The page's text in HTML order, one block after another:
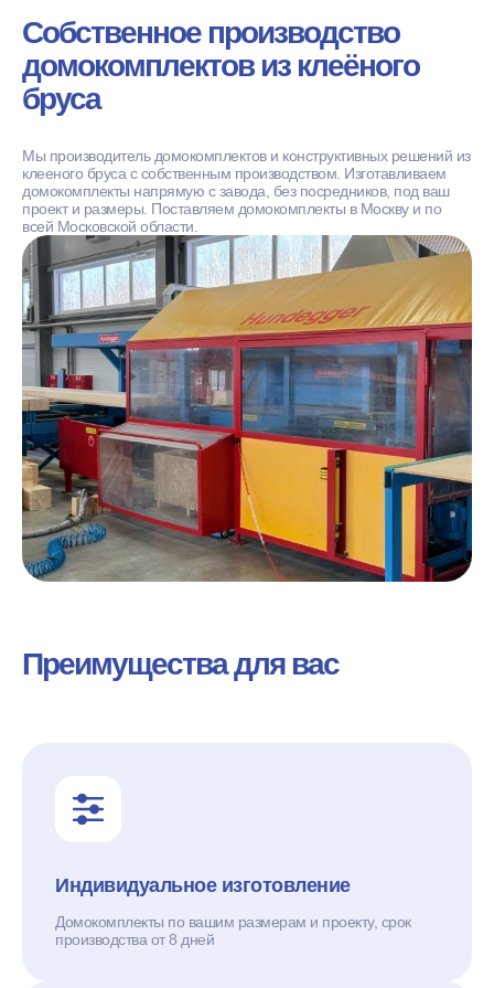
Собственное производство
домокомплектов из клеёного
бруса
Мы производитель домокомплектов и конструктивных решений из
клееного бруса с собственным производством. Изготавливаем
домокомплекты напрямую с завода, без посредников, под ваш
проект и размеры. Поставляем домокомплекты в Москву и по
всей Московской области.
Преимущества для вас
Индивидуальное изготовление
Домокомплекты по вашим размерам и проекту, срок
производства от 8 дней